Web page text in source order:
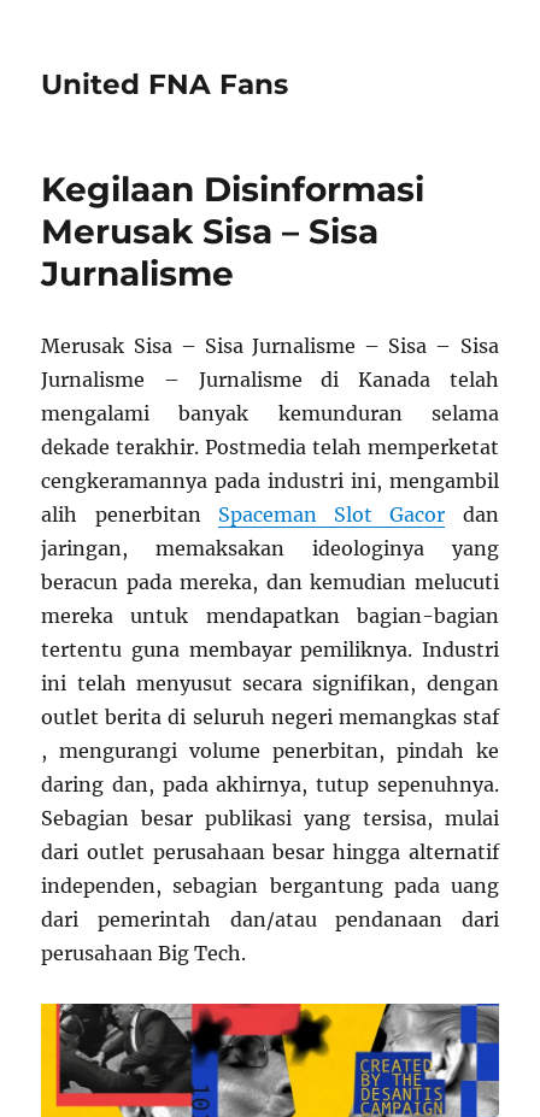
United FNA Fans
Kegilaan Disinformasi
Merusak Sisa – Sisa
Jurnalisme
Merusak Sisa – Sisa Jurnalisme – Sisa – Sisa
Jurnalisme – Jurnalisme di Kanada telah
mengalami banyak kemunduran selama
dekade terakhir. Postmedia telah memperketat
cengkeramannya pada industri ini, mengambil
alih penerbitan Spaceman Slot Gacor dan
jaringan, memaksakan ideologinya yang
beracun pada mereka, dan kemudian melucuti
mereka untuk mendapatkan bagian-bagian
tertentu guna membayar pemiliknya. Industri
ini telah menyusut secara signifikan, dengan
outlet berita di seluruh negeri memangkas staf
, mengurangi volume penerbitan, pindah ke
daring dan, pada akhirnya, tutup sepenuhnya.
Sebagian besar publikasi yang tersisa, mulai
dari outlet perusahaan besar hingga alternatif
independen, sebagian bergantung pada uang
dari pemerintah dan/atau pendanaan dari
perusahaan Big Tech.